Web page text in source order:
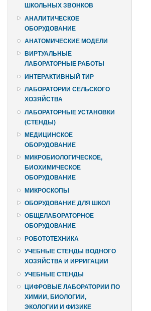
ШКОЛЬНЫХ ЗВОНКОВ
АНАЛИТИЧЕСКОЕ
ОБОРУДОВАНИЕ
АНАТОМИЧЕСКИЕ МОДЕЛИ
ВИРТУАЛЬНЫЕ
ЛАБОРАТОРНЫЕ РАБОТЫ
ИНТЕРАКТИВНЫЙ ТИР
ЛАБОРАТОРИИ СЕЛЬСКОГО
ХОЗЯЙСТВА
ЛАБОРАТОРНЫЕ УСТАНОВКИ
(СТЕНДЫ)
МЕДИЦИНСКОЕ
ОБОРУДОВАНИЕ
МИКРОБИОЛОГИЧЕСКОЕ,
БИОХИМИЧЕСКОЕ
ОБОРУДОВАНИЕ
МИКРОСКОПЫ
ОБОРУДОВАНИЕ ДЛЯ ШКОЛ
ОБЩЕЛАБОРАТОРНОЕ
ОБОРУДОВАНИЕ
РОБОТОТЕХНИКА
УЧЕБНЫЕ СТЕНДЫ ВОДНОГО
ХОЗЯЙСТВА И ИРРИГАЦИИ
УЧЕБНЫЕ СТЕНДЫ
ЦИФРОВЫЕ ЛАБОРАТОРИИ ПО
ХИМИИ, БИОЛОГИИ,
ЭКОЛОГИИ И ФИЗИКЕ